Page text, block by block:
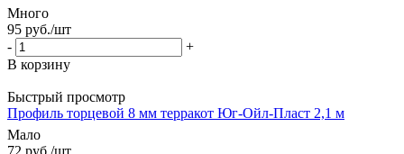
Много
95 руб./шт
-
+
В корзину
Быстрый просмотр
Профиль торцевой 8 мм терракот Юг-Ойл-Пласт 2,1 м
Мало
72 руб./шт